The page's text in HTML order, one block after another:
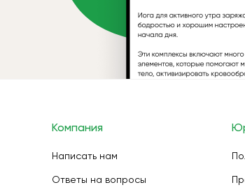
Компания
Написать нам
Ответы на вопросы